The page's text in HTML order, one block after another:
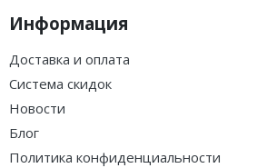
Информация
Доставка и оплата
Система скидок
Новости
Блог
Политика конфиденциальности